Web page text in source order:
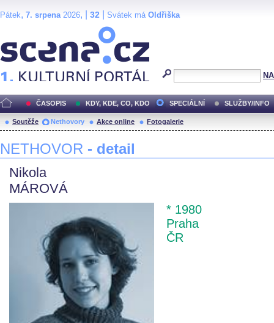
Pátek, 7. srpena2026, | 32 Svátek má Oldřiška
ČASOPIS KDY, KDE, CO, KDO SPECIÁLNÍ SLUŽBY/INFO
Soutěže Nethovory Akce online Fotogalerie
NETHOVOR - detail
Nikola
MÁROVÁ
* 1980
Praha
ČR